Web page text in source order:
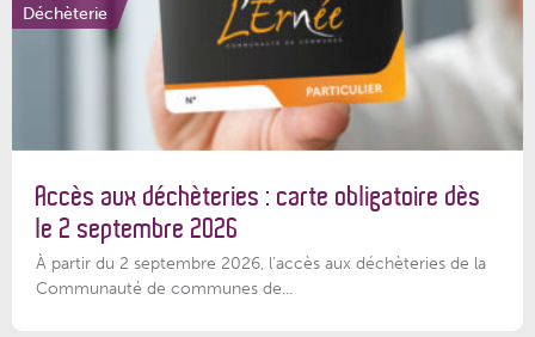
Déchèterie
Accès aux déchèteries : carte obligatoire dès
le 2 septembre 2026
À partir du 2 septembre 2026, l’accès aux déchèteries de la
Communauté de communes de...